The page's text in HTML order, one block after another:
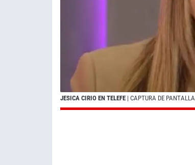
JESICA CIRIO EN TELEFE | CAPTURA DE PANTALLA